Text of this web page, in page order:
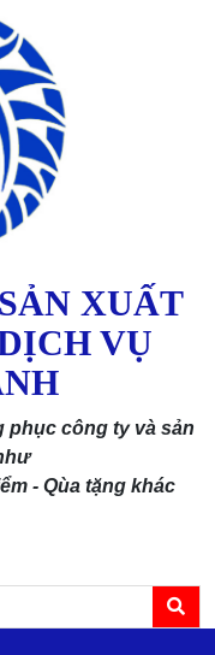
XUẤT
VỤ
phục công ty và sản
- Qùa tặng khác